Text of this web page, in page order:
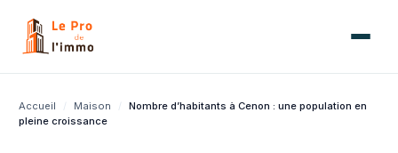
contenu
Accueil / Maison /
Nombre d’habitants à Cenon : une population en
pleine croissance